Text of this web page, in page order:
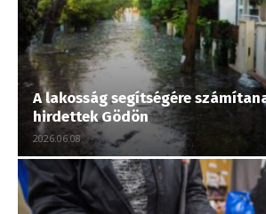
A lakosság segítségére
hirdettek Gödön
2026.06.08.